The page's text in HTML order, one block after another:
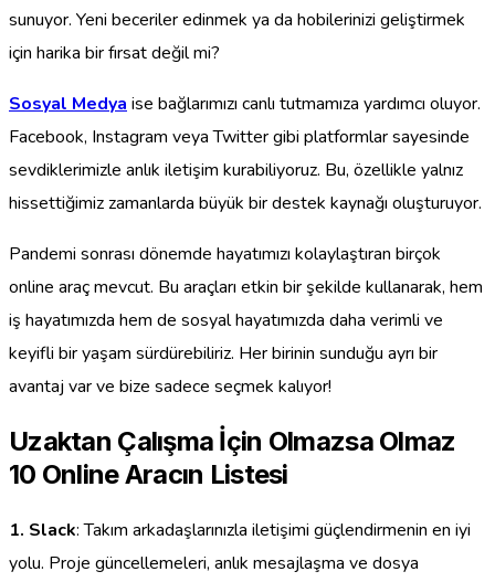
sunuyor. Yeni beceriler edinmek ya da hobilerinizi geliştirmek
için harika bir fırsat değil mi?
Sosyal Medya ise bağlarımızı canlı tutmamıza yardımcı oluyor.
Facebook, Instagram veya Twitter gibi platformlar sayesinde
sevdiklerimizle anlık iletişim kurabiliyoruz. Bu, özellikle yalnız
hissettiğimiz zamanlarda büyük bir destek kaynağı oluşturuyor.
Pandemi sonrası dönemde hayatımızı kolaylaştıran birçok
online araç mevcut. Bu araçları etkin bir şekilde kullanarak, hem
iş hayatımızda hem de sosyal hayatımızda daha verimli ve
keyifli bir yaşam sürdürebiliriz. Her birinin sunduğu ayrı bir
avantaj var ve bize sadece seçmek kalıyor!
Uzaktan Çalışma İçin Olmazsa Olmaz
10 Online Aracın Listesi
1. Slack: Takım arkadaşlarınızla iletişimi güçlendirmenin en iyi
yolu. Proje güncellemeleri, anlık mesajlaşma ve dosya